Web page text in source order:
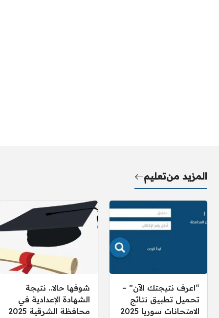
المزيد منتعليم
“اعرف نتيجتك الآن” –
تحميل تطبيق نتائج
الامتحانات سوريا 2025
شوفها حالا.. نتيجة
الشهادة الإعدادية في
محافظة الشرقية 2025